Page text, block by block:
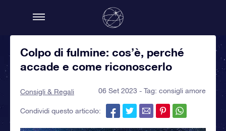
Colpo di fulmine: cos’è, perché
accade e come riconoscerlo
Consigli & Regali 06 Set 2023 - Tag: consigli amore
Condividi questo articolo: